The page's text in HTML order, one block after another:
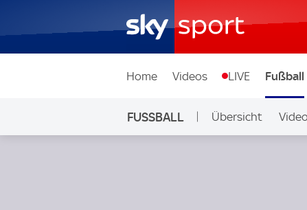
Home Videos LIVE Fußball
FUSSBALL Übersicht